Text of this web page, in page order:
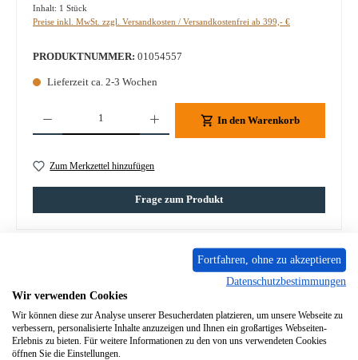
Inhalt: 1 Stück
Preise inkl. MwSt. zzgl. Versandkosten / Versandkostenfrei ab 399,- €
PRODUKTNUMMER: 01054557
Lieferzeit ca. 2-3 Wochen
In den Warenkorb
Zum Merkzettel hinzufügen
Frage zum Produkt
Beschreibung
Spartherm Heizkesselbürste 60x60x700 mmKesselbürste
Eckdaten: Länge 700 mm Bürstenlänge 60 mm Bürstenbreite
60 mmMehr
Fortfahren, ohne zu akzeptieren
Datenschutzbestimmungen
Wir verwenden Cookies
Wir können diese zur Analyse unserer Besucherdaten platzieren, um unsere Webseite zu
verbessern, personalisierte Inhalte anzuzeigen und Ihnen ein großartiges Webseiten-
Erlebnis zu bieten. Für weitere Informationen zu den von uns verwendeten Cookies
öffnen Sie die Einstellungen.